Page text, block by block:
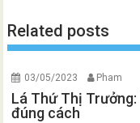
Related posts
03/05/2023 Pham
Lá Thứ Thị
đúng cách